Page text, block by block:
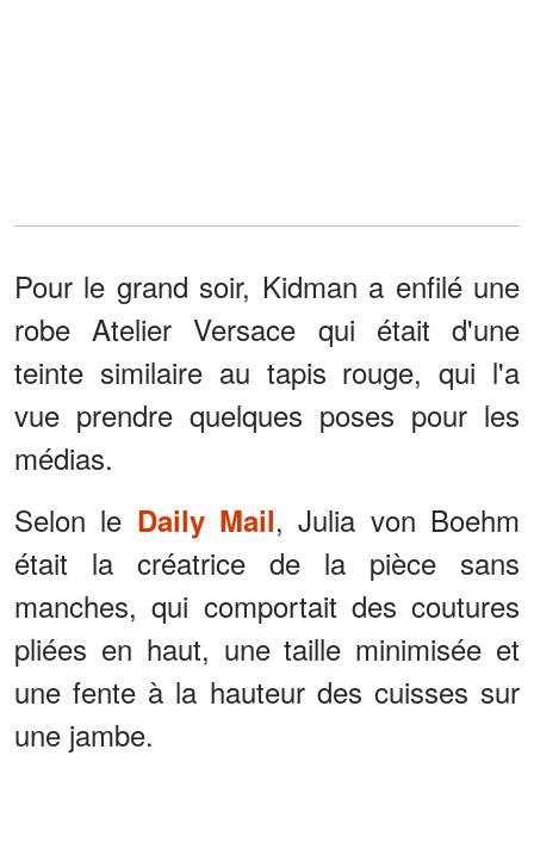
Pour le grand soir, Kidman a enfilé une
robe Atelier Versace qui était d'une
teinte similaire au tapis rouge, qui l'a
vue prendre quelques poses pour les
médias.
Selon le Daily Mail, Julia von Boehm
était la créatrice de la pièce sans
manches, qui comportait des coutures
pliées en haut, une taille minimisée et
une fente à la hauteur des cuisses sur
une jambe.